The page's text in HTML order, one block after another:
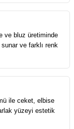
ve bluz üretiminde
ve farklı renk
ile ceket, elbise
yüzeyi estetik